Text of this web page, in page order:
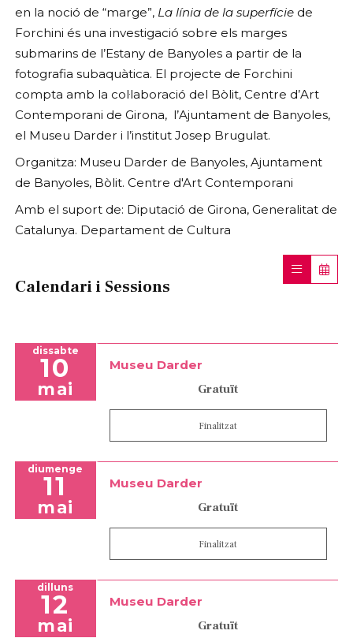
en la noció de “marge”, La línia de la superfície de
Forchini és una investigació sobre els marges
submarins de l’Estany de Banyoles a partir de la
fotografia subaquàtica. El projecte de Forchini
compta amb la col·laboració del Bòlit, Centre d’Art
Contemporani de Girona, l’Ajuntament de Banyoles,
el Museu Darder i l’institut Josep Brugulat.
Organitza: Museu Darder de Banyoles, Ajuntament
de Banyoles, Bòlit. Centre d'Art Contemporani
Amb el suport de: Diputació de Girona, Generalitat de
Catalunya. Departament de Cultura
Calendari i Sessions
dissabte
10
mai
Museu Darder
Gratuït
Finalitzat
diumenge
11
mai
Museu Darder
Gratuït
Finalitzat
dilluns
12
mai
Museu Darder
Gratuït